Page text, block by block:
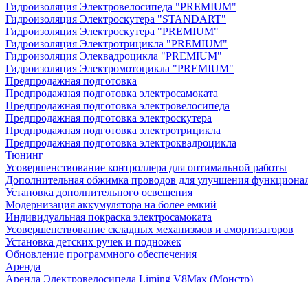
Гидроизоляция Электровелосипеда "PREMIUM"
Гидроизоляция Электроскутера "STANDART"
Гидроизоляция Электроскутера "PREMIUM"
Гидроизоляция Электротрицикла "PREMIUM"
Гидроизоляция Элеквадроцикла "PREMIUM"
Гидроизоляция Электромотоцикла "PREMIUM"
Предпродажная подготовка
Предпродажная подготовка электросамоката
Предпродажная подготовка электровелосипеда
Предпродажная подготовка электроскутера
Предпродажная подготовка электротрицикла
Предпродажная подготовка электроквадроцикла
Тюнинг
Усовершенствование контроллера для оптимальной работы
Дополнительная обжимка проводов для улучшения
Установка дополнительного освещения
Модернизация аккумулятора на более емкий
Индивидуальная покраска электросамоката
Усовершенствование складных механизмов и амортизаторов
Установка детских ручек и подножек
Обновление программного обеспечения
Аренда
Аренда Электровелосипеда Liming V8Max (Монстр)